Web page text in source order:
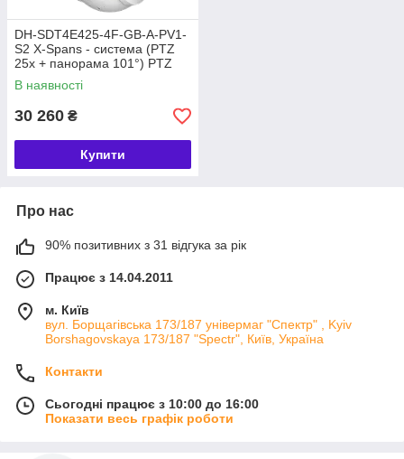
DH-SDT4E425-4F-GB-A-PV1-
S2 X-Spans - система (PTZ
25х + панорама 101°) PTZ
відеокамера Dahua
В наявності
30 260 ₴
Купити
Про нас
90% позитивних з 31 відгука за рік
Працює з 14.04.2011
м. Київ
вул. Борщагівська 173/187 універмаг "Спектр" , Kyiv
Borshagovskaya 173/187 "Spectr", Київ, Україна
Контакти
Сьогодні працює з 10:00 до 16:00
Показати весь графік роботи